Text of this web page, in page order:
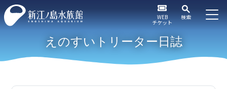
WEB
チケット
検索
えのすいトリーター日誌